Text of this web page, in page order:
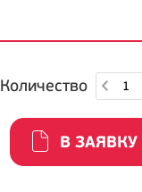
Количество
В ЗАЯВКУ